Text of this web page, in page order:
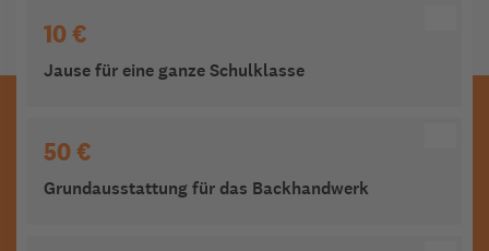
10 €
Jause für eine ganze Schulklasse
50 €
Grundausstattung für das Backhandwerk